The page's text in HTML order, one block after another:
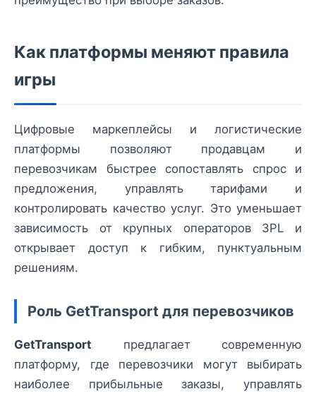
Как платформы меняют правила
игры
Цифровые маркеплейсы и логистические
платформы позволяют продавцам и
перевозчикам быстрее сопоставлять спрос и
предложения, управлять тарифами и
контролировать качество услуг. Это уменьшает
зависимость от крупных операторов 3PL и
открывает доступ к гибким, пунктуальным
решениям.
Роль GetTransport для перевозчиков
GetTransport предлагает современную
платформу, где перевозчики могут выбирать
наиболее прибыльные заказы, управлять